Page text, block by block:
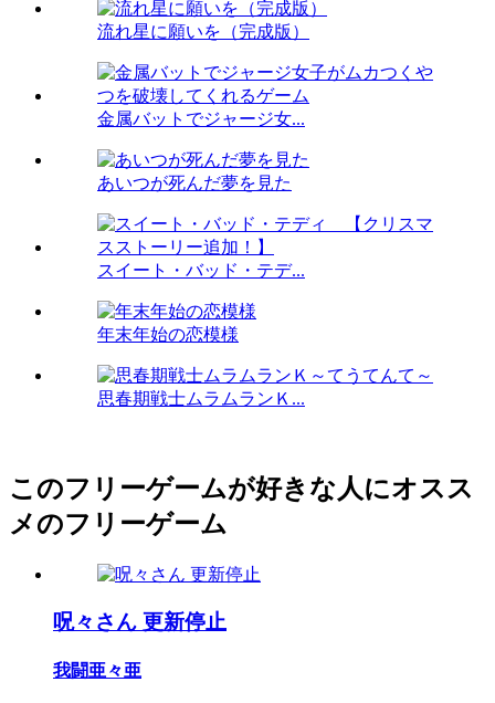
流れ星に願いを（完成版）
金属バットでジャージ女...
あいつが死んだ夢を見た
スイート・バッド・テデ...
年末年始の恋模様
思春期戦士ムラムランＫ...
このフリーゲームが好きな人にオスス
メのフリーゲーム
呪々さん 更新停止
我闘亜々亜